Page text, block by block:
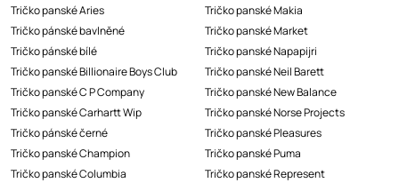
Tričko panské Aries
Tričko pánské bavlněné
Tričko pánské bílé
Tričko panské Billionaire Boys Club
Tričko panské C P Company
Tričko panské Carhartt Wip
Tričko pánské černé
Tričko panské Champion
Tričko panské Columbia
Tričko panské Makia
Tričko panské Market
Tričko panské Napapijri
Tričko panské Neil Barett
Tričko panské New Balance
Tričko panské Norse Projects
Tričko panské Pleasures
Tričko panské Puma
Tričko panské Represent